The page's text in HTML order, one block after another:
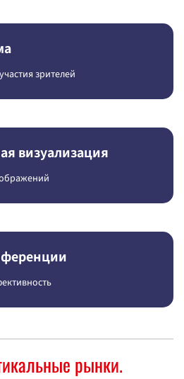
зрителей
визуализация
рынки.